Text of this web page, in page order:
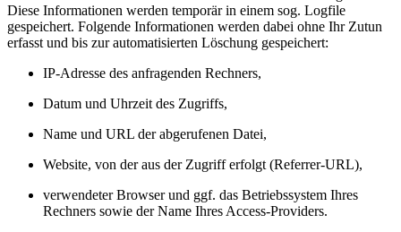
Diese Informationen werden temporär in einem sog. Logfile
gespeichert. Folgende Informationen werden dabei ohne Ihr Zutun
erfasst und bis zur automatisierten Löschung gespeichert:
IP-Adresse des anfragenden Rechners,
Datum und Uhrzeit des Zugriffs,
Name und URL der abgerufenen Datei,
Website, von der aus der Zugriff erfolgt (Referrer-URL),
verwendeter Browser und ggf. das Betriebssystem Ihres
Rechners sowie der Name Ihres Access-Providers.